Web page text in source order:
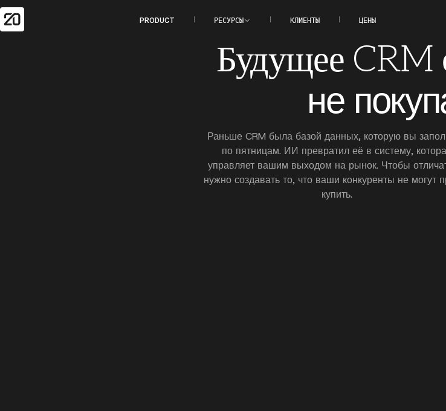
PRODUCT РЕСУРСЫ КЛИЕНТЫ ЦЕНЫ
Будущее CRM
не
Раньше CRM была базой данных, которую вы
по пятницам. ИИ превратил её в систему,
управляет вашим выходом на рынок. Чтобы
нужно создавать то, что ваши конкуренты не могут
купить.